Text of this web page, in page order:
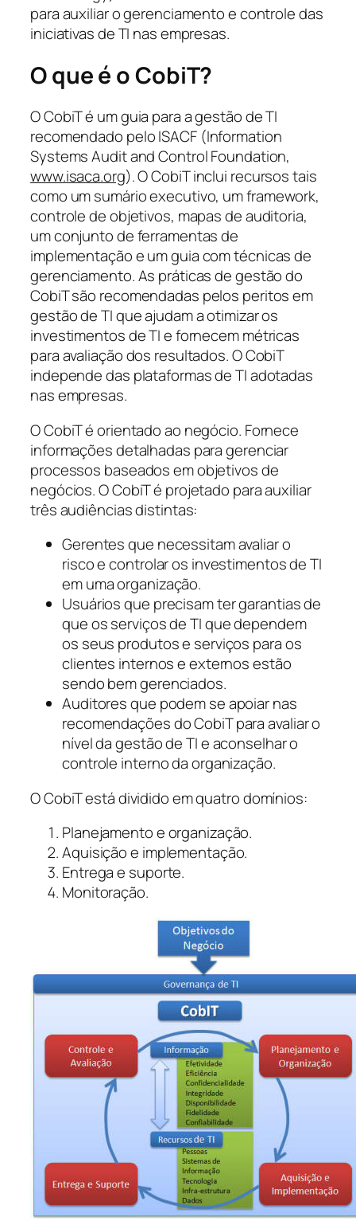
para auxiliar o gerenciamento e controle das
iniciativas de TI nas empresas.
O que é o CobiT?
O CobiT é um guia para a gestão de TI
recomendado pelo ISACF (Information
Systems Audit and Control Foundation,
www.isaca.org). O CobiT inclui recursos tais
como um sumário executivo, umframework,
controle de objetivos, mapas de auditoria,
um conjunto de ferramentas de
implementação e um guia com técnicas de
gerenciamento. As práticas de gestão do
CobiT são recomendadas pelos peritos em
gestão de TI que ajudam a otimizar os
investimentos de TI e fornecem métricas
para avaliação dos resultados. O CobiT
independe das plataformas de TI adotadas
nas empresas.
O CobiT é orientado ao negócio. Fornece
informações detalhadas para gerenciar
processos baseados em objetivos de
negócios. O CobiT é projetado para auxiliar
três audiências distintas:
Gerentes que necessitam avaliar o
risco e controlar os investimentos de TI
em uma organização.
Usuários que precisam ter garantias de
que os serviços de TI que dependem
os seus produtos e serviços para os
clientes internos e externos estão
sendo bem gerenciados.
Auditores que podem se apoiar nas
recomendações do CobiT para avaliar o
nível da gestão de TI e aconselhar o
controle interno da organização.
O CobiT está dividido em quatro domínios:
Planejamento e organização.
Aquisição e implementação.
Entrega e suporte.
Monitoração.